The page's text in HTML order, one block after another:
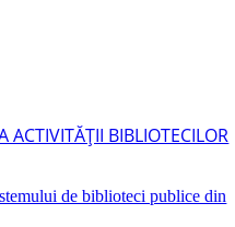
ACTIVITĂŢII BIBLIOTECILOR
de biblioteci publice din